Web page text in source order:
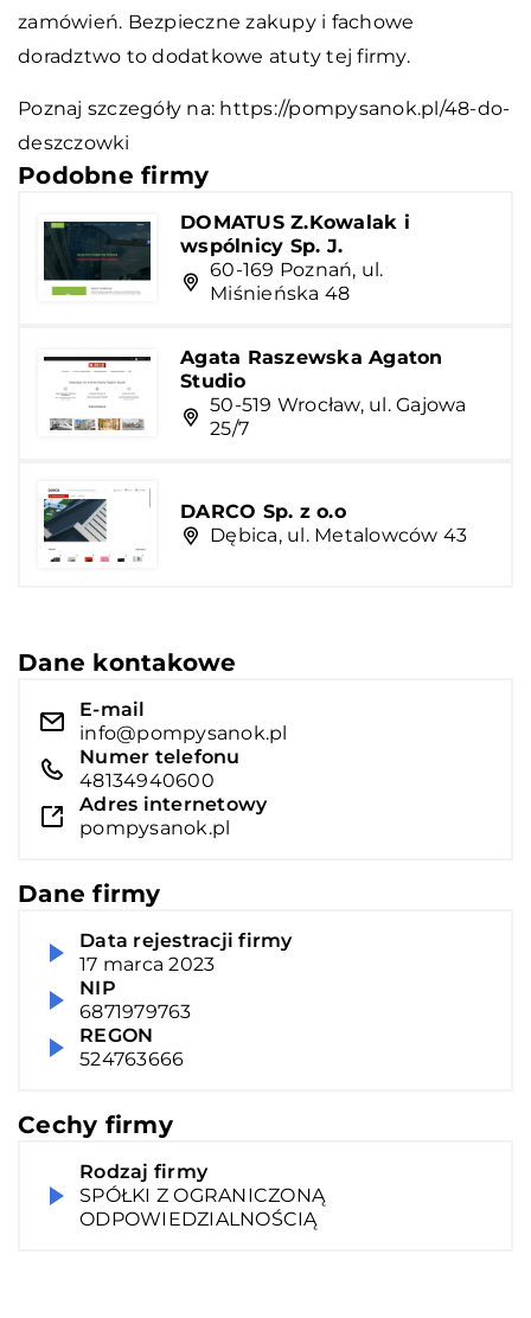
zamówień. Bezpieczne zakupy i fachowe
doradztwo to dodatkowe atuty tej firmy.
Poznaj szczegóły na: https://pompysanok.pl/48-do-
deszczowki
Podobne firmy
DOMATUS Z.Kowalak i
wspólnicy Sp. J.
60-169 Poznań, ul.
Miśnieńska 48
Agata Raszewska Agaton
Studio
50-519 Wrocław, ul. Gajowa
25/7
DARCO Sp. z o.o
Dębica, ul. Metalowców 43
Dane kontakowe
E-mail
info@pompysanok.pl
Numer telefonu
48134940600
Adres internetowy
pompysanok.pl
Dane firmy
Data rejestracji firmy
17 marca 2023
NIP
6871979763
REGON
524763666
Cechy firmy
Rodzaj firmy
SPÓŁKI Z OGRANICZONĄ
ODPOWIEDZIALNOŚCIĄ